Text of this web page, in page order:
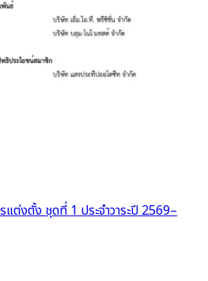
ต่งตั้ง ชุดที่ 1 ประจำวาระปี 2569–